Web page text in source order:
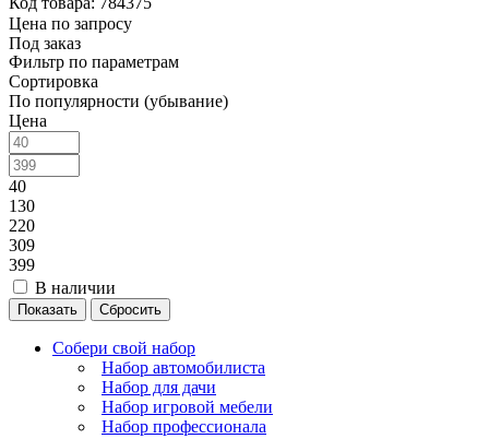
Цена по запросу
Под заказ
Фильтр по параметрам
Сортировка
По популярности (убывание)
Цена
40
130
220
309
399
В наличии
Сбросить
Собери свой набор
Набор автомобилиста
Набор для дачи
Набор игровой мебели
Набор профессионала